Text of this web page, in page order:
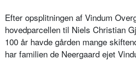
Efter opsplitningen af Vindum
hovedparcellen til Niels Christian
100 år havde gården mange
har familien de Neergaard ejet